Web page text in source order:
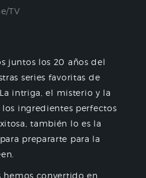
TV
juntos los 20 años del
series favoritas de
intriga, el misterio y la
ingredientes perfectos
también lo es la
prepararte para la
hemos convertido en